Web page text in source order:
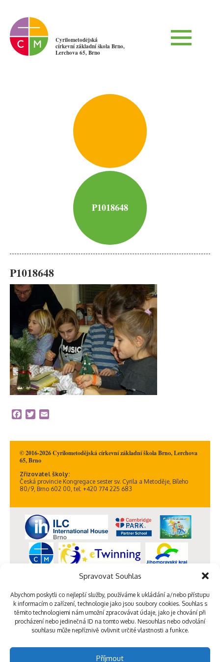
Spravovat Souhlas
Abychom poskytli co nejlepší služby, používáme k ukládání a/nebo přístupu
k informacím o zařízení, technologie jako jsou soubory cookies. Souhlas s
těmito technologiemi nám umožní zpracovávat údaje, jako je chování při
procházení nebo jedinečná ID na tomto webu. Nesouhlas nebo odvolání
souhlasu může nepříznivě ovlivnit určité vlastnosti a funkce.
Příjmout
Cyrilometodějská
církevní základní škola Brno,
Lerchova 65, Brno
P1018648
P1018648
Facebook
Twitter
© 2016-2026 Cyrilometodějská církevní základní škola Brno, Lerchova
65, Brno
Zřizovatel školy:
Česká provincie Kongregace sester sv. Cyrila a Metoděje, Bíleho
80/9, Brno 602 00, tel: +420 774 225 683